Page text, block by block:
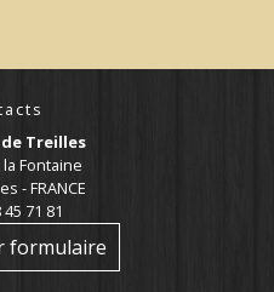
de Treilles
Fontaine
- FRANCE
71 81
formulaire